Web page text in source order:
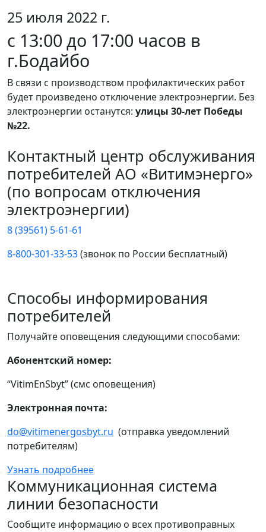
25 июля 2022 г.
с 13:00 до 17:00 часов в
г.Бодайбо
В связи с производством профилактических работ
будет произведено отключение электроэнергии. Без
электроэнергии останутся: улицы 30-лет Победы
№22.
Контактный центр обслуживания
потребителей АО «Витимэнерго»
(по вопросам отключения
электроэнергии)
8 (39561) 5-61-61
8-800-301-33-53(звонок по России бесплатный)
Способы информирования
потребителей
Получайте оповещения следующими способами:
Абонентский номер:
“VitimEnSbyt” (смс оповещения)
Электронная почта:
do@vitimenergosbyt.ru (отправка уведомлений
потребителям)
Узнать подробнее
Коммуникационная система
линии безопасности
Сообщите информацию о всех противоправных